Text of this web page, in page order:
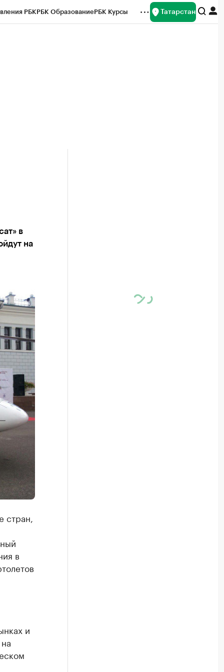
РБКРБК ОбразованиеРБК Курсы Татарстан
в
на
стран,
в
и